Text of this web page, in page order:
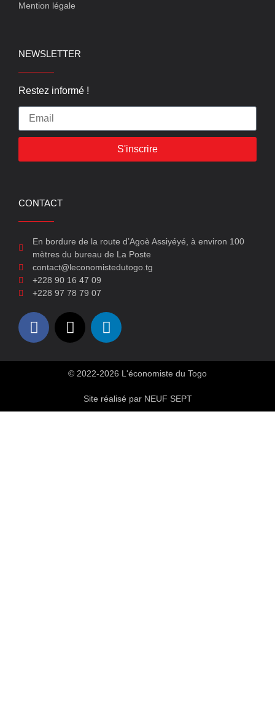
Mention légale
NEWSLETTER
Restez informé !
S'inscrire
CONTACT
En bordure de la route d’Agoè Assiyéyé, à environ 100
mètres du bureau de La Poste
contact@leconomistedutogo.tg
+228 90 16 47 09
+228 97 78 79 07
© 2022-2026 L'économiste du Togo
Site réalisé par NEUF SEPT